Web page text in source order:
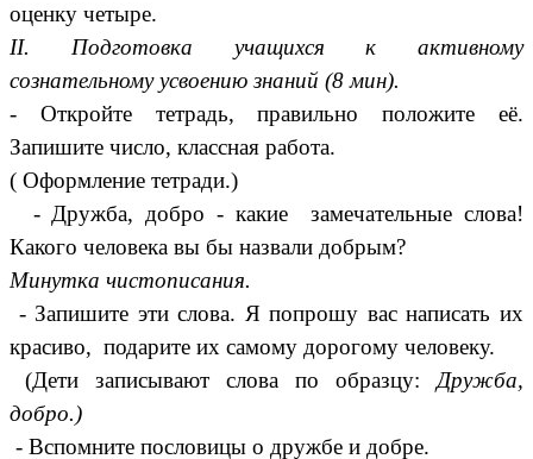
оценку четыре.
II. Подготовка учащихся к активному
сознательному усвоению знаний (8 мин).
- Откройте тетрадь, правильно положите её.
Запишите число, классная работа.
( Оформление тетради.)
- Дружба, добро - какие замечательные слова!
Какого человека вы бы назвали добрым?
Минутка чистописания.
- Запишите эти слова. Я попрошу вас написать их
красиво, подарите их самому дорогому человеку.
(Дети записывают слова по образцу: Дружба,
добро.)
- Вспомните пословицы о дружбе и добре.